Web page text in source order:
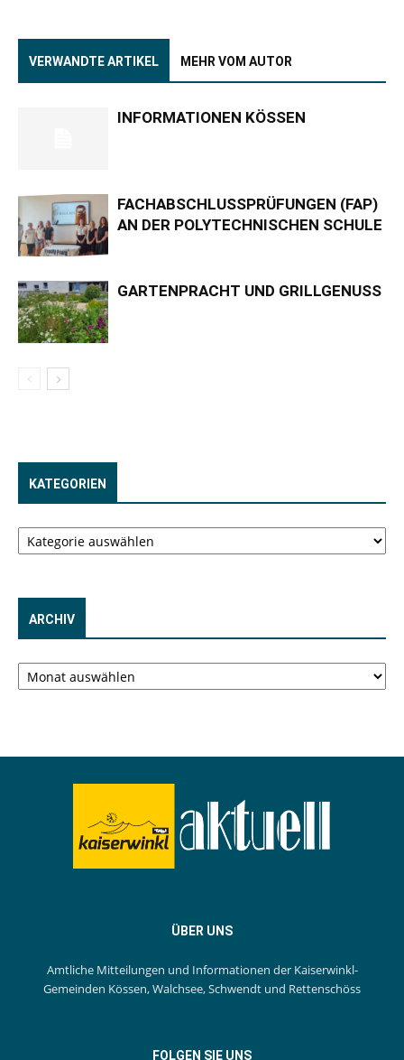
VERWANDTE ARTIKEL MEHR VOM AUTOR
INFORMATIONEN KÖSSEN
FACHABSCHLUSSPRÜFUNGEN (FAP)
AN DER POLYTECHNISCHEN SCHULE
GARTENPRACHT UND GRILLGENUSS
KATEGORIEN
Kategorien
ARCHIV
Archiv
ÜBER UNS
Amtliche Mitteilungen und Informationen der Kaiserwinkl-
Gemeinden Kössen, Walchsee, Schwendt und Rettenschöss
FOLGEN SIE UNS